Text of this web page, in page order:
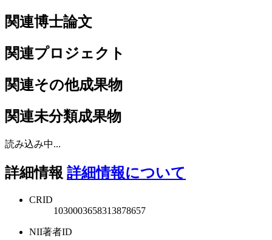
関連博士論文
関連プロジェクト
関連その他成果物
関連未分類成果物
読み込み中...
詳細情報 詳細情報について
CRID
1030003658313878657
NII著者ID